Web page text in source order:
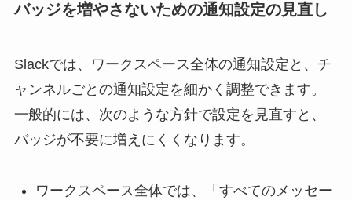
バッジを増やさないための通知設定の見直し
Slackでは、ワークスペース全体の通知設定と、チ
ャンネルごとの通知設定を細かく調整できます。
一般的には、次のような方針で設定を見直すと、
バッジが不要に増えにくくなります。
ワークスペース全体では、「すべてのメッセー